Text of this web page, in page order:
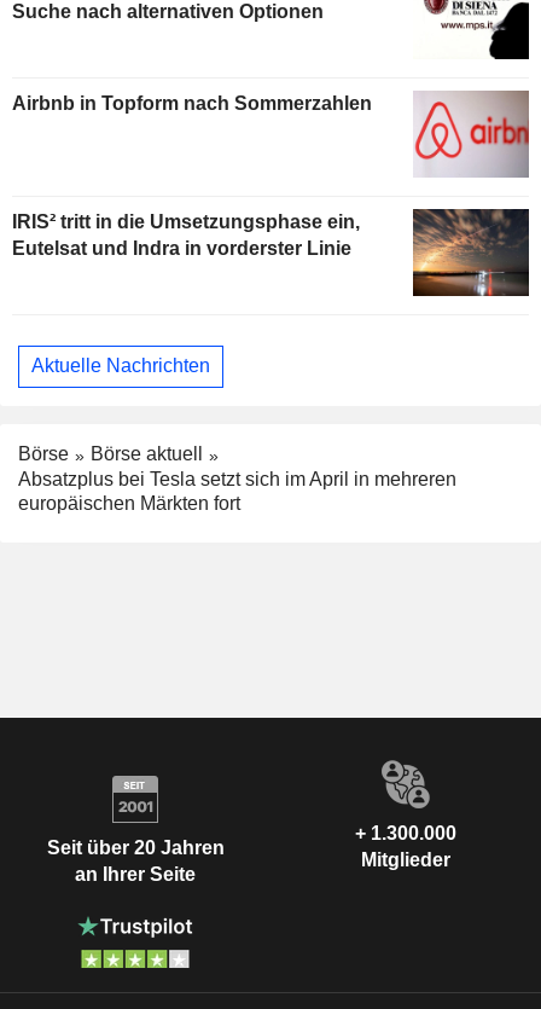
Suche nach alternativen Optionen
Airbnb in Topform nach Sommerzahlen
IRIS² tritt in die Umsetzungsphase ein,
Eutelsat und Indra in vorderster Linie
Aktuelle Nachrichten
Börse
Börse aktuell
Absatzplus bei Tesla setzt sich im April in mehreren
europäischen Märkten fort
Seit über 20 Jahren
an Ihrer Seite
+ 1.300.000
Mitglieder